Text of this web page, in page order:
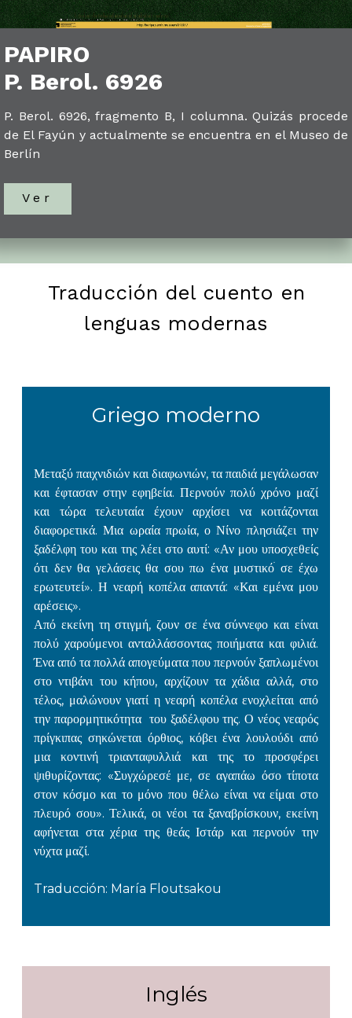
PAPIRO
P. Berol. 6926
P. Berol. 6926, fragmento B, I columna. Quizás procede
de El Fayún y actualmente se encuentra en el Museo de
Berlín
Ver
Traducción del cuento en
lenguas modernas
Griego moderno
Μεταξύ παιχνιδιών και διαφωνιών, τα παιδιά μεγάλωσαν
και έφτασαν στην εφηβεία. Περνούν πολύ χρόνο μαζί
και τώρα τελευταία έχουν αρχίσει να κοιτάζονται
διαφορετικά. Μια ωραία πρωία, ο Νίνο πλησιάζει την
ξαδέλφη του και της λέει στο αυτί: «Αν μου υποσχεθείς
ότι δεν θα γελάσεις θα σου πω ένα μυστικόׄ σε έχω
ερωτευτεί». Η νεαρή κοπέλα απαντά: «Και εμένα μου
αρέσεις».
Από εκείνη τη στιγμή, ζουν σε ένα σύννεφο και είναι
πολύ χαρούμενοι ανταλλάσσοντας ποιήματα και φιλιά.
Ένα από τα πολλά απογεύματα που περνούν ξαπλωμένοι
στο ντιβάνι του κήπου, αρχίζουν τα χάδια αλλά, στο
τέλος, μαλώνουν γιατί η νεαρή κοπέλα ενοχλείται από
την παρορμητικότητα του ξαδέλφου της. Ο νέος νεαρός
πρίγκιπας σηκώνεται όρθιος, κόβει ένα λουλούδι από
μια κοντινή τριανταφυλλιά και της το προσφέρει
ψιθυρίζοντας: «Συγχώρεσέ με, σε αγαπάω όσο τίποτα
στον κόσμο και το μόνο που θέλω είναι να είμαι στο
πλευρό σου». Τελικά, οι νέοι τα ξαναβρίσκουν, εκείνη
αφήνεται στα χέρια της θεάς Ιστάρ και περνούν την
νύχτα μαζί.
Traducción: María Floutsakou
Inglés